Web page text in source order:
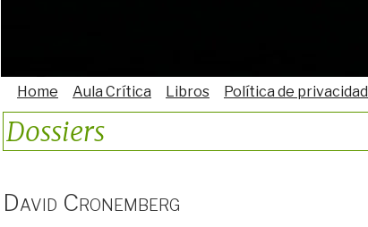
Home Aula Crítica Libros Política de privacidad
Dossiers
David Cronemberg